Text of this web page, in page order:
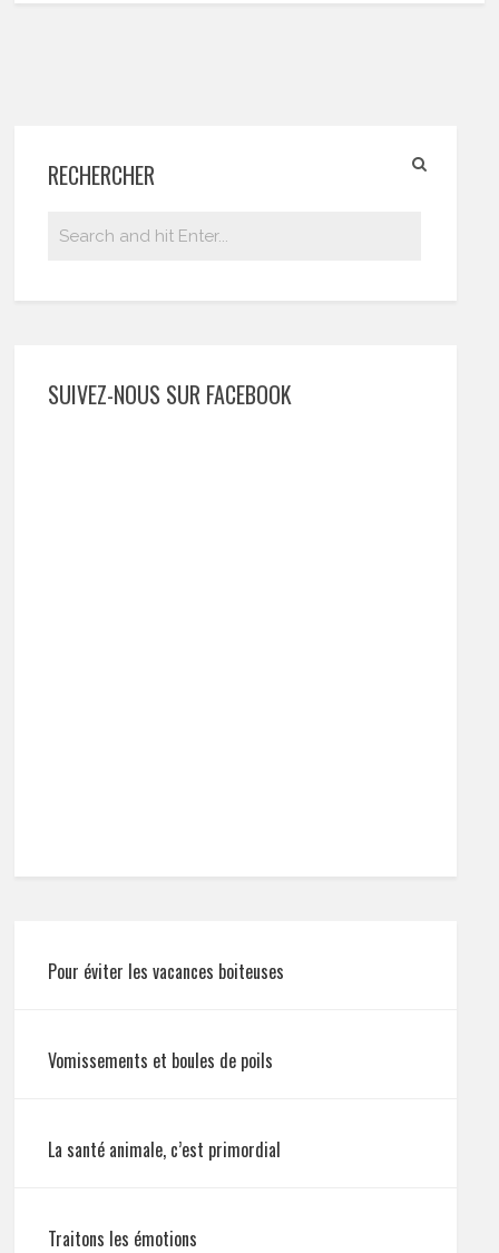
RECHERCHER
SUIVEZ-NOUS SUR FACEBOOK
Pour éviter les vacances boiteuses
Vomissements et boules de poils
La santé animale, c’est primordial
Traitons les émotions